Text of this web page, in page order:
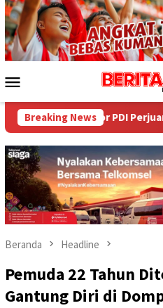
Loncat
ke
konten
Mobile
Breaking News
PDI Perjuangan Desak Audit
Beranda Headline
Pemuda 22 Tahun
Gantung Diri di